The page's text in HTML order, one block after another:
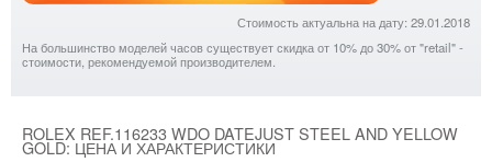
Стоимость актуальна на дату: 29.01.2018
На большинство моделей часов существует скидка от 10% до 30% от "retail" -
стоимости, рекомендуемой производителем.
ROLEX REF.116233 WDO DATEJUST STEEL AND YELLOW
GOLD: ЦЕНА И ХАРАКТЕРИСТИКИ